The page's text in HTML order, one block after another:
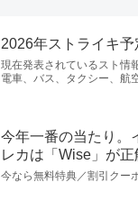
2026年ストライキ予
現在発表されているスト情
電車、バス、タクシー、航
今年一番の当たり。
レカは「Wise」が正
今なら無料特典／割引クー